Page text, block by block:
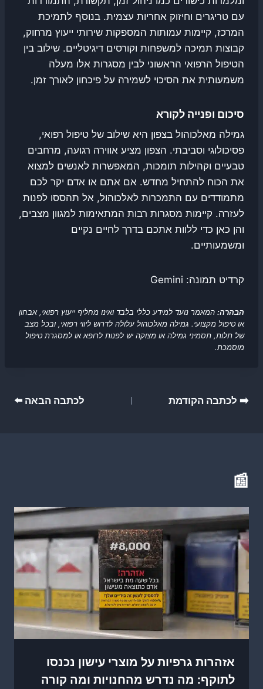
עם טריגרים וחיזוק אחריות עצמית. בנוסף לתמיכת
המרכז, קיימות עמותות המספקות שירותי ייעוץ מרחוק,
קבוצות תמיכה למשפחות וקורסים דיגיטליים. שילוב בין
הטיפול הרפואי הראשוני לבין מסגרות אלו מעלה
משמעותית את הסיכוי לשמירה על פיכחון לאורך זמן.
סיכום ופנייה לקורא
גמילה מאלכוהול בצפון היא שילוב של טיפול רפואי,
פסיכולוגי וסביבתי. הצפון מציע אווירה רגועה, מרחבים
טבעיים וקהילות תומכות, המאפשרות לאנשים למצוא
את הכוח להתחיל מחדש. אם אתם או אדם יקר לכם
מתמודדים עם התמכרות לאלכוהול, אל תהססו לפנות
לעזרה. קיימות מסגרות רבות המתאימות למגוון מצבים,
והן כאן כדי ללוות אתכם בדרך לחיים נקיים
ומשמעותיים.
קרדיט תמונה: Gemini
הבהרה: המאמר נועד למידע כללי בלבד ואינו מחליף ייעוץ רפואי, אבחון
או טיפול מקצועי. גמילה מאלכוהול עלולה לדרוש ליווי רפואי, ובכל מצב
של תלות, תסמיני גמילה או מצוקה יש לפנות לרופא או למסגרת טיפול
מוסמכת.
ניווט
➡️ לכתבה הקודמת לכתבה הבאה ⬅️
📰
אזהרות גרפיות על מוצרי עישון נכנסו
לתוקף: מה נדרש מהחנויות ומה קורה